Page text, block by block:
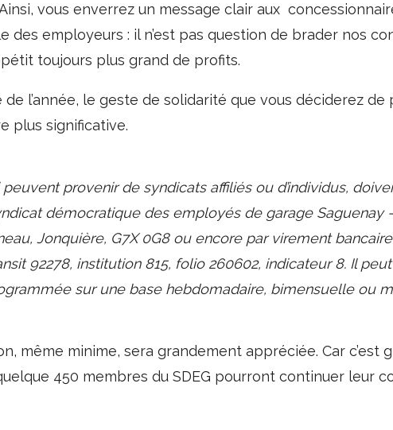
vous enverrez un message clair aux
des employeurs : il n’est pas question de brader nos
toujours plus grand de profits.
l’année, le geste de solidarité que vous déciderez de
plus significative.
peuvent provenir de syndicats affiliés ou d’individus,
démocratique des employés de garage Saguenay
Jonquière, G7X 0G8 ou encore par virement
92278, institution 815, folio 260602, indicateur 8. Il peut
sur une base hebdomadaire, bimensuelle ou
même minime, sera grandement appréciée. Car c’est
450 membres du SDEG pourront continuer leur